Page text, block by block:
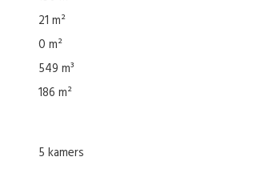
21 m²
0 m²
549 m³
186 m²
5 kamers